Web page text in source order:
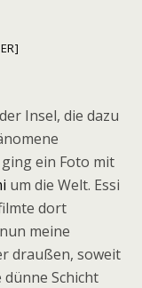
Insel, die dazu
ein Foto mit
um die Welt. Essi
dort
meine
draußen, soweit
Schicht